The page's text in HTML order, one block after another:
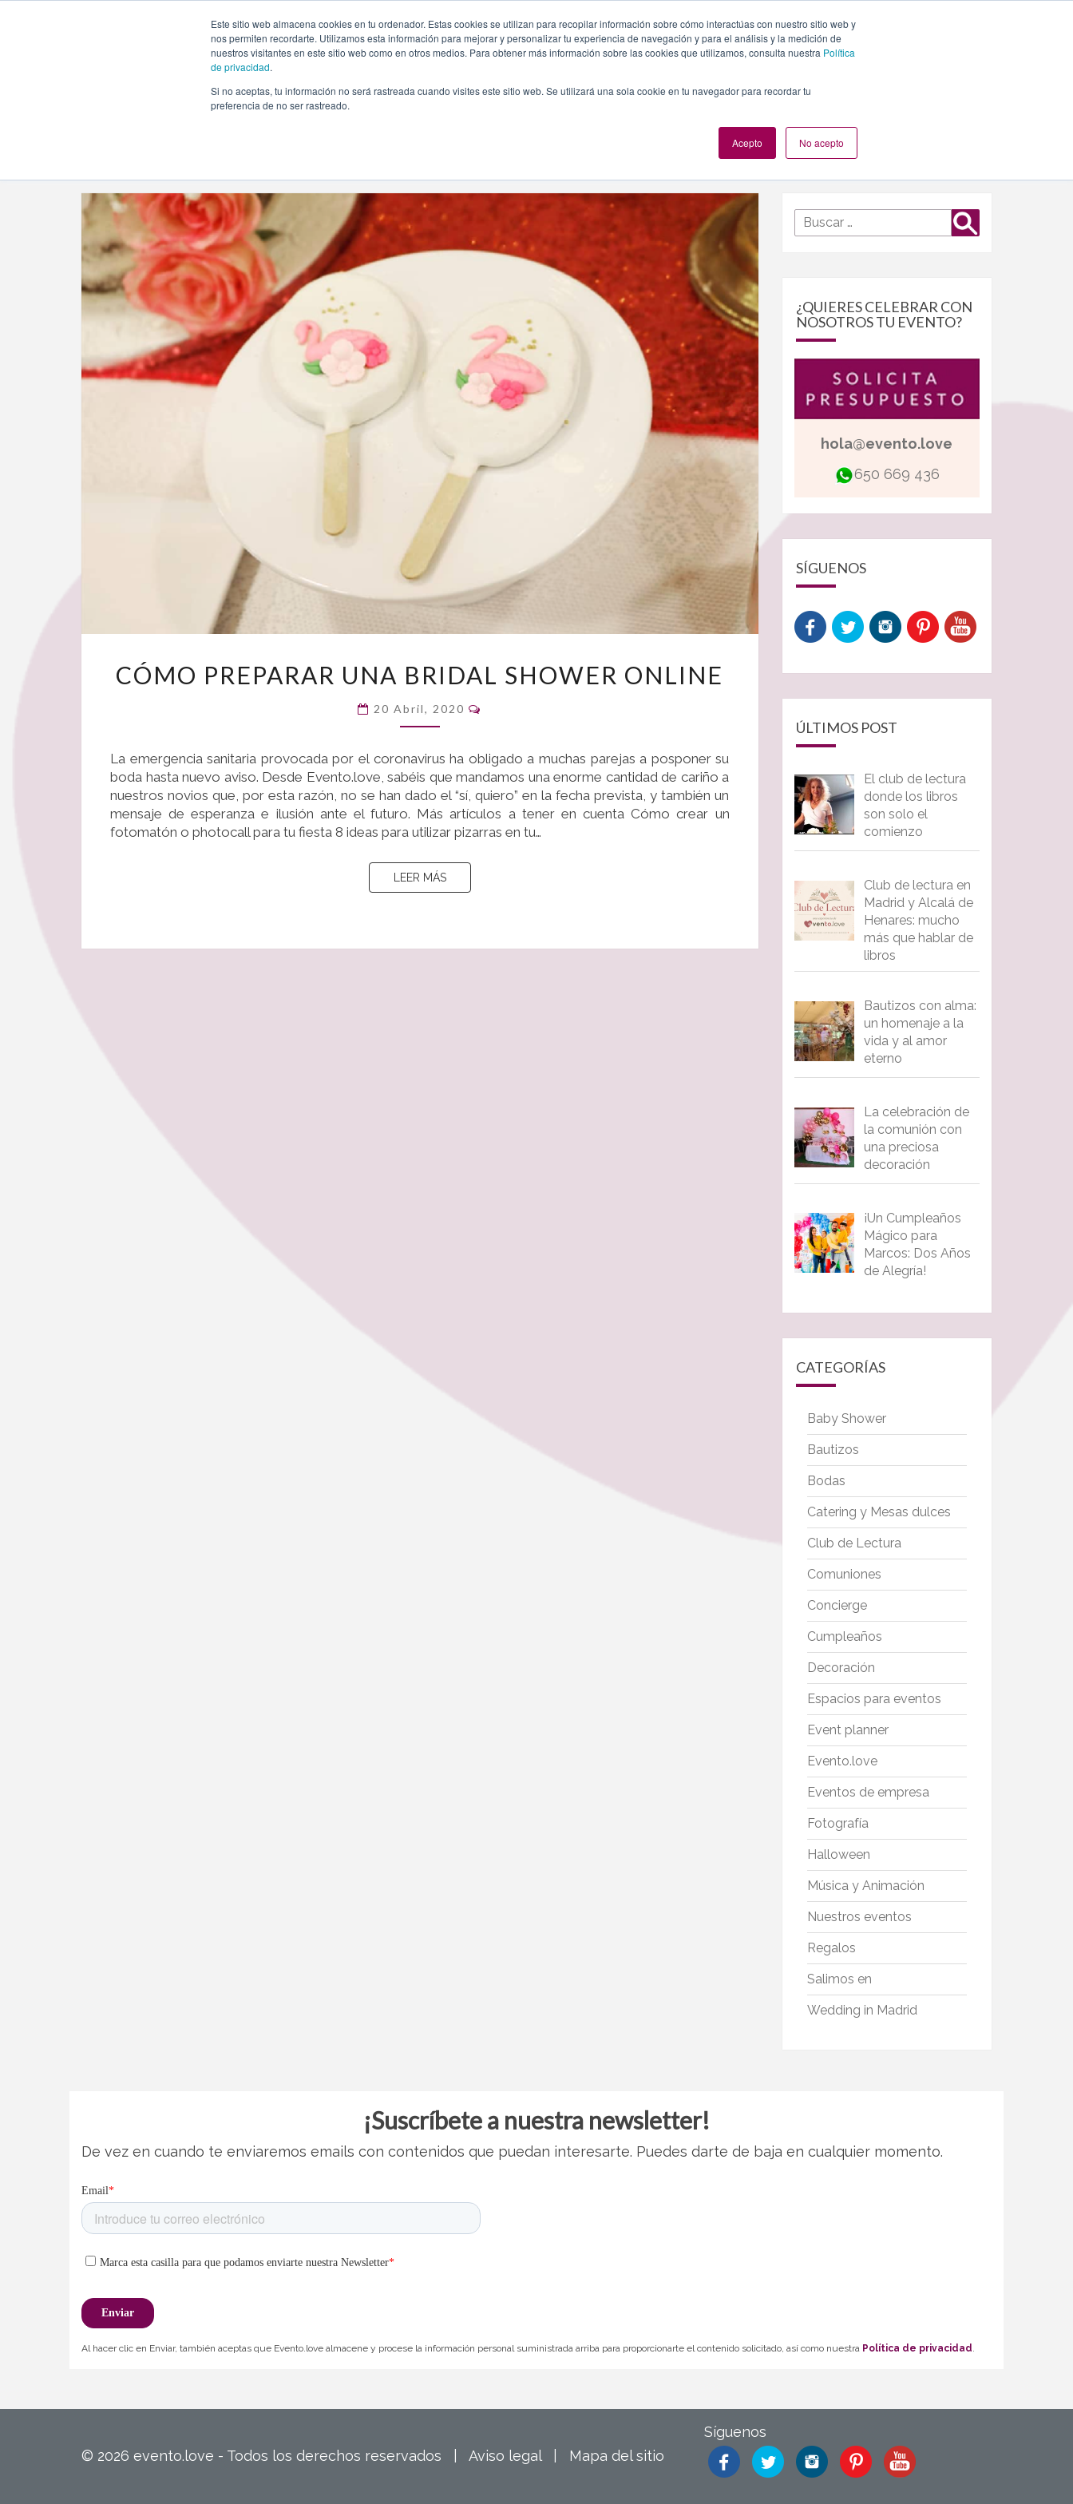
Este sitio web almacena cookies en tu ordenador. Estas cookies se utilizan para recopilar información sobre cómo interactúas con nuestro sitio web y
nos permiten recordarte. Utilizamos esta información para mejorar y personalizar tu experiencia de navegación y para el análisis y la medición de
nuestros visitantes en este sitio web como en otros medios. Para obtener más información sobre las cookies que utilizamos, consulta nuestra Política
de privacidad.
Si no aceptas, tu información no será rastreada cuando visites este sitio web. Se utilizará una sola cookie en tu navegador para recordar tu
preferencia de no ser rastreado.
Acepto No acepto
INICIO QUIÉNES SOMOS TE OFRECEMOS PLANES NUESTROS EVENTOS
bridal shower online
PREPARAR
BRIDAL
ONLINE
CÓMO PREPARAR UNA BRIDAL SHOWER ONLINE
20 Abril, 2020
La emergencia sanitaria provocada por el coronavirus ha obligado a muchas parejas a posponer su
boda hasta nuevo aviso. Desde Evento.love, sabéis que mandamos una enorme cantidad de cariño a
nuestros novios que, por esta razón, no se han dado el “sí, quiero” en la fecha prevista, y también un
mensaje de esperanza e ilusión ante el futuro. Más artículos a tener en cuenta Cómo crear un
fotomatón o photocall para tu fiesta 8 ideas para utilizar pizarras en tu…
LEER MÁSLEER MÁS
Buscar
por:
Buscar
¿QUIERES CELEBRAR CON
NOSOTROS TU EVENTO?
hola@evento.love
650 669 436
SÍGUENOS
ÚLTIMOS POST
El club de lectura
donde los libros
son solo el
comienzo
Club de lectura en
Madrid y Alcalá de
Henares: mucho
más que hablar de
libros
Bautizos con alma:
un homenaje a la
vida y al amor
eterno
La celebración de
la comunión con
una preciosa
decoración
¡Un Cumpleaños
Mágico para
Marcos: Dos Años
de Alegría!
CATEGORÍAS
Baby Shower
Bautizos
Bodas
Catering y Mesas dulces
Club de Lectura
Comuniones
Concierge
Cumpleaños
Decoración
Espacios para eventos
Event planner
Evento.love
Eventos de empresa
Fotografía
Halloween
Música y Animación
Nuestros eventos
Regalos
Salimos en
Wedding in Madrid
¡Suscríbete a nuestra newsletter!
De vez en cuando te enviaremos emails con contenidos que puedan interesarte. Puedes darte de baja en cualquier momento.
Al hacer clic en Enviar, también aceptas que Evento.love almacene y procese la información personal suministrada arriba para proporcionarte el contenido solicitado, así como nuestra Política de privacidad.
© 2026 evento.love - Todos los derechos reservados | Aviso legal| Mapa del sitio
Síguenos